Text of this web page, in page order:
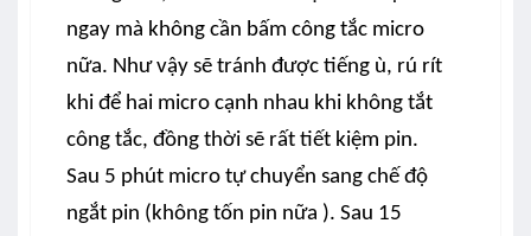
ngay mà không cần bấm công tắc micro
nữa. Như vậy sẽ tránh được tiếng ù, rú rít
khi để hai micro cạnh nhau khi không tắt
công tắc, đồng thời sẽ rất tiết kiệm pin.
Sau 5 phút micro tự chuyển sang chế độ
ngắt pin (không tốn pin nữa ). Sau 15